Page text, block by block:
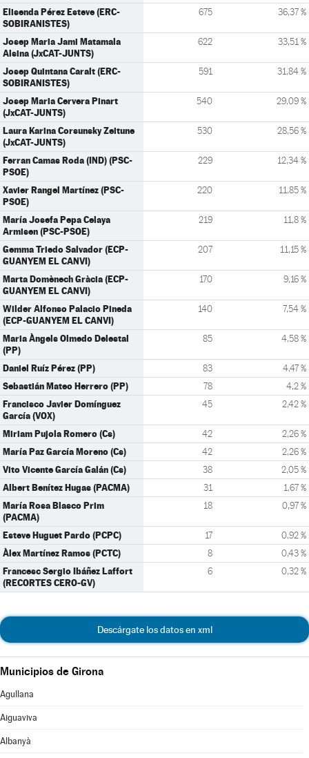
Elisenda Pérez Esteve (ERC-
SOBIRANISTES)
675 36,37 %
Josep Maria Jami Matamala
Alsina (JxCAT-JUNTS)
622 33,51 %
Josep Quintana Caralt (ERC-
SOBIRANISTES)
591 31,84 %
Josep Maria Cervera Pinart
(JxCAT-JUNTS)
540 29,09 %
Laura Karina Corsunsky Zeitune
(JxCAT-JUNTS)
530 28,56 %
Ferran Camas Roda (IND) (PSC-
PSOE)
229 12,34 %
Xavier Rangel Martínez (PSC-
PSOE)
220 11,85 %
María Josefa Pepa Celaya
Armisen (PSC-PSOE)
219 11,8 %
Gemma Triedo Salvador (ECP-
GUANYEM EL CANVI)
207 11,15 %
Marta Domènech Gràcia (ECP-
GUANYEM EL CANVI)
170 9,16 %
Wilder Alfonso Palacio Pineda
(ECP-GUANYEM EL CANVI)
140 7,54 %
Maria Àngels Olmedo Delestal
(PP)
85 4,58 %
Daniel Ruíz Pérez (PP) 83 4,47 %
Sebastián Mateo Herrero (PP) 78 4,2 %
Francisco Javier Domínguez
García (VOX)
45 2,42 %
Miriam Pujola Romero (Cs) 42 2,26 %
María Paz García Moreno (Cs) 42 2,26 %
Vito Vicente García Galán (Cs) 38 2,05 %
Albert Benítez Hugas (PACMA) 31 1,67 %
María Rosa Blasco Prim
(PACMA)
18 0,97 %
Esteve Huguet Pardo (PCPC) 17 0,92 %
Àlex Martínez Ramos (PCTC) 8 0,43 %
Francesc Sergio Ibáñez Laffort
(RECORTES CERO-GV)
6 0,32 %
Descárgate los datos en xml
Municipios de Girona
Agullana
Aiguaviva
Albanyà